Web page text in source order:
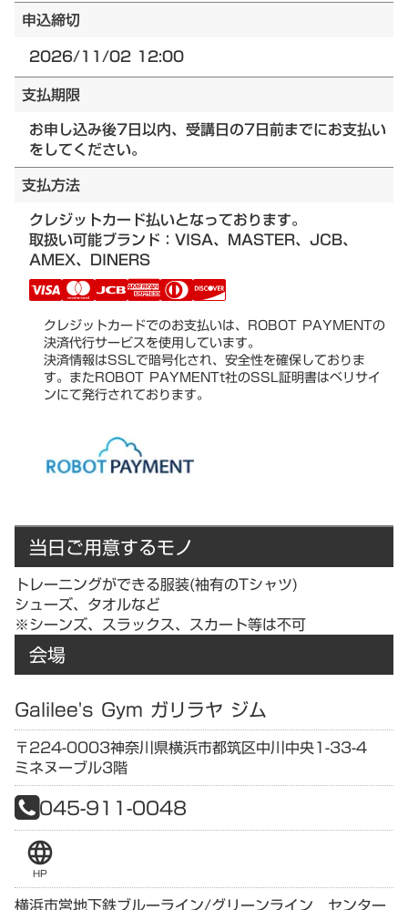
申込締切
2026/11/02 12:00
支払期限
お申し込み後7日以内、受講日の7日前までにお支払い
をしてください。
支払方法
クレジットカード払いとなっております。
取扱い可能ブランド：VISA、MASTER、JCB、
AMEX、DINERS
クレジットカードでのお支払いは、ROBOT PAYMENTの
決済代行サービスを使用しています。
決済情報はSSLで暗号化され、安全性を確保しておりま
す。またROBOT PAYMENTt社のSSL証明書はベリサイ
ンにて発行されております。
当日ご用意するモノ
トレーニングができる服装(袖有のTシャツ)
シューズ、タオルなど
※シーンズ、スラックス、スカート等は不可
会場
Galilee's Gym ガリラヤ ジム
〒224-0003神奈川県横浜市都筑区中川中央1-33-4
ミネヌーブル3階
045-911-0048
language
HP